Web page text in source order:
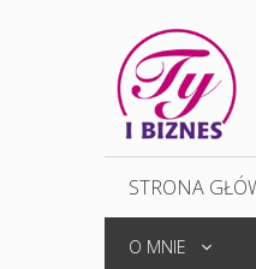
STRONA
O MNIE